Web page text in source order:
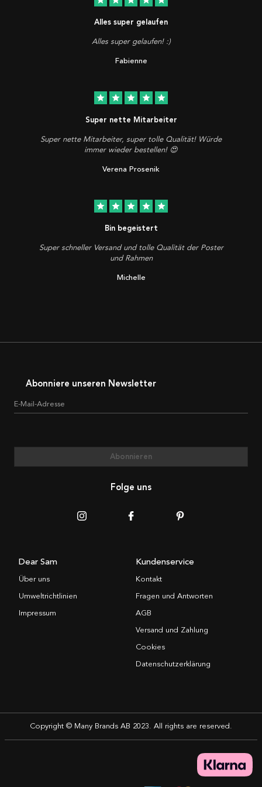
Alles super gelaufen
Alles super gelaufen! :)
Fabienne
star star star star star
Super nette Mitarbeiter
Super nette Mitarbeiter, super tolle Qualität! Würde
immer wieder bestellen! 😍
Verena Prosenik
star star star star star
Bin begeistert
Super schneller Versand und tolle Qualität der Poster
und Rahmen
Michelle
Abonniere unseren Newsletter
E-Mail-Adresse
Abonnieren
Folge uns
Dear Sam
Über uns
Umweltrichtlinien
Impressum
Kundenservice
Kontakt
Fragen und Antworten
AGB
Versand und Zahlung
Cookies
Datenschutzerklärung
Copyright © Many Brands AB 2023. All rights are reserved.